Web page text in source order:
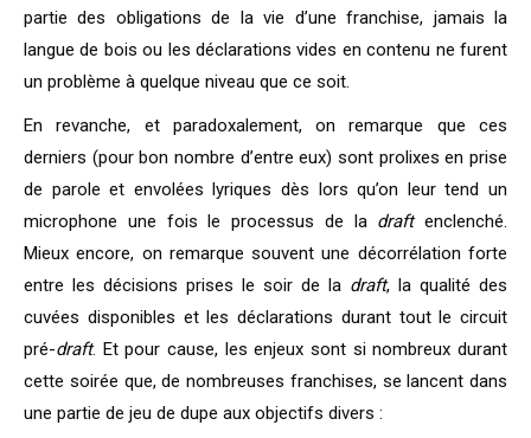
partie des obligations de la vie d’une franchise, jamais la
langue de bois ou les déclarations vides en contenu ne furent
un problème à quelque niveau que ce soit.
En revanche, et paradoxalement, on remarque que ces
derniers (pour bon nombre d’entre eux) sont prolixes en prise
de parole et envolées lyriques dès lors qu’on leur tend un
microphone une fois le processus de la draftenclenché.
Mieux encore, on remarque souvent une décorrélation forte
entre les décisions prises le soir de la draft, la qualité des
cuvées disponibles et les déclarations durant tout le circuit
pré-draft. Et pour cause, les enjeux sont si nombreux durant
cette soirée que, de nombreuses franchises, se lancent dans
une partie de jeu de dupe aux objectifs divers :